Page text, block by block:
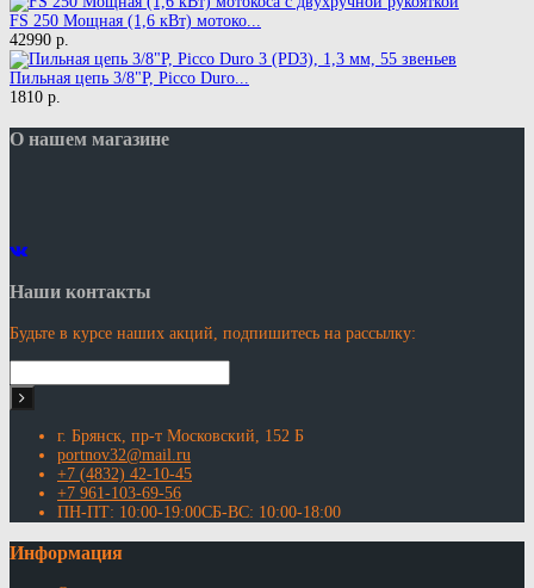
FS 250 Мощная (1,6 кВт) мотоко...
42990 р.
Пильная цепь 3/8"P, Picco Duro...
1810 р.
О нашем магазине
Наши контакты
Будьте в курсе наших акций, подпишитесь на рассылку:
г. Брянск, пр-т Московский, 152 Б
portnov32@mail.ru
+7 (4832) 42-10-45
+7 961-103-69-56
ПН-ПТ: 10:00-19:00СБ-ВС: 10:00-18:00
Информация